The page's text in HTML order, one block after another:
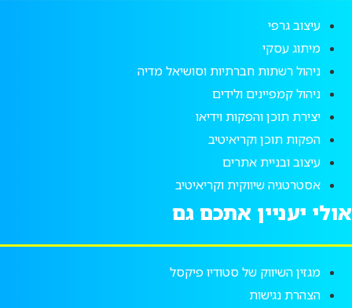
עיצוב גרפי
מיתוג עסקי
ניהול רשתות חברתיות וסושיאל מדיה
ניהול קמפיינים ולידים
יצירת תוכן והפקות וידיאו
הפקות תוכן וקריאיטיב
עיצוב ובניית אתרים
אסטרטגיה שיווקית וקריאיטיב
אולי יעניין אתכם גם
מגזין השיווק של סטודיו פיקסל
הצהרת נגישות